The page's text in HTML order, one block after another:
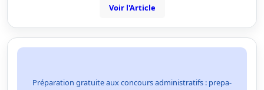
Voir l'Article
Préparation gratuite aux concours administratifs : prepa-